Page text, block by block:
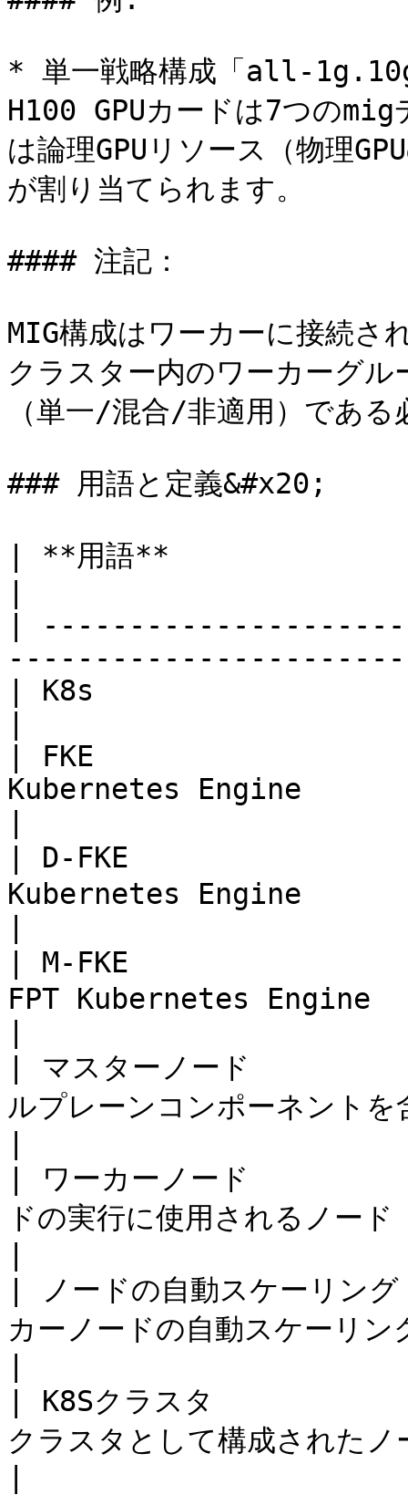
* 単一戦略構成「all-
H100 GPUカードは7つの
は論理GPUリソース（物理
が割り当てられます。
#### 注記：
MIG構成はワーカーに接続さ
クラスター内のワーカーグ
（単一/混合/非適用）である
### 用語と定義&#x20;
| **用語**
|
| K8s
| FKE
Kubernetes Engine
| D-FKE
Kubernetes Engine
| M-FKE
FPT Kubernetes Engine
| マスターノード
ルプレーンコンポーネントを
| ワーカーノード
ドの実行に使用されるノード
| ノードの自動スケ
カーノードの自動スケーリ
| K8Sクラスタ
クラスタとして構成されたノ